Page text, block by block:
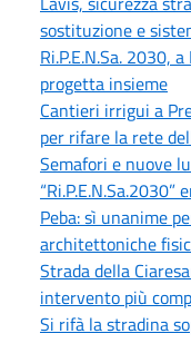
sostituzione e
Ri.P.E.N.Sa. 2030,
progetta insieme
Cantieri irrigui a
per rifare la rete
Semafori e nuove
Peba: sì unanime
architettoniche
Strada della
intervento più
Si rifà la stradina